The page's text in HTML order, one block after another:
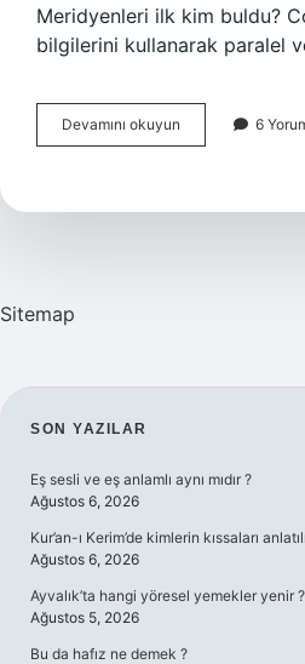
Meridyenleri ilk kim buldu?
bilgilerini kullanarak paralel
Devamını okuyun Greenwich
Neden
6
Sitemap
SIDEBAR
SON YAZILAR
Eş sesli ve eş anlamlı aynı mıdır ?
Ağustos 6, 2026
Kur’an-ı Kerim’de kimlerin kıssaları
Ağustos 6, 2026
Ayvalık’ta hangi yöresel yemekler yenir ?
Ağustos 5, 2026
Bu da hafız ne demek ?